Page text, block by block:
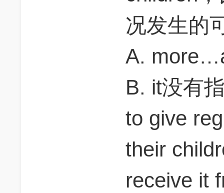
况发生的
A.
B. it没有
to give
their
receive it